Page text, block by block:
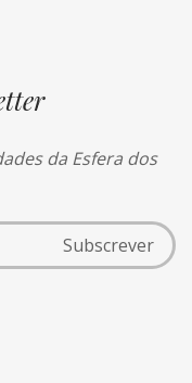
da Esfera dos